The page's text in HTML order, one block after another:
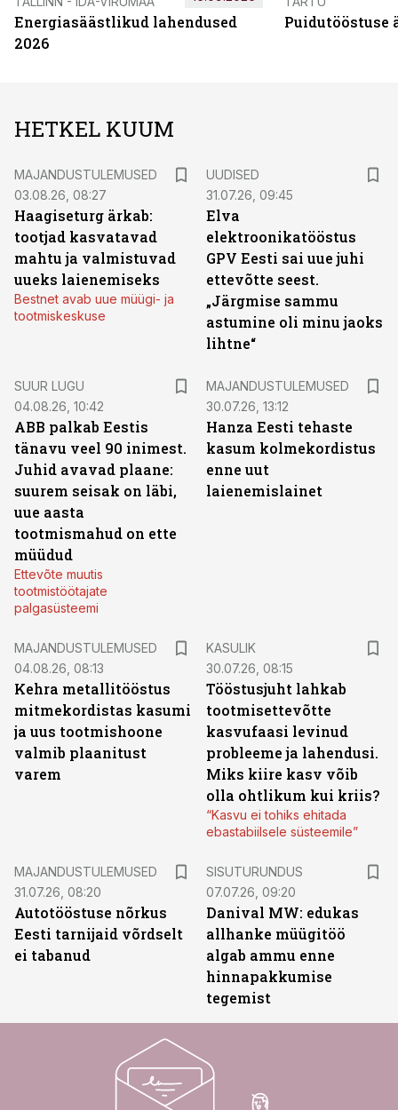
Energiasäästlikud lahendused
2026
Puidutööstuse
HETKEL KUUM
MAJANDUSTULEMUSED
03.08.26, 08:27
Haagiseturg ärkab:
tootjad kasvatavad
mahtu ja valmistuvad
uueks laienemiseks
Bestnet avab uue müügi- ja
tootmiskeskuse
UUDISED
31.07.26, 09:45
Elva
elektroonikatööstus
GPV Eesti sai uue juhi
ettevõtte seest.
„Järgmise sammu
astumine oli minu jaoks
lihtne“
SUUR LUGU
04.08.26, 10:42
ABB palkab Eestis
tänavu veel 90 inimest.
Juhid avavad plaane:
suurem seisak on läbi,
uue aasta
tootmismahud on ette
müüdud
Ettevõte muutis
tootmistöötajate
palgasüsteemi
MAJANDUSTULEMUSED
30.07.26, 13:12
Hanza Eesti tehaste
kasum kolmekordistus
enne uut
laienemislainet
MAJANDUSTULEMUSED
04.08.26, 08:13
Kehra metallitööstus
mitmekordistas kasumi
ja uus tootmishoone
valmib plaanitust
varem
KASULIK
30.07.26, 08:15
Tööstusjuht lahkab
tootmisettevõtte
kasvufaasi levinud
probleeme ja lahendusi.
Miks kiire kasv võib
olla ohtlikum kui kriis?
“Kasvu ei tohiks ehitada
ebastabiilsele süsteemile”
MAJANDUSTULEMUSED
31.07.26, 08:20
Autotööstuse nõrkus
Eesti tarnijaid võrdselt
ei tabanud
SISUTURUNDUS
07.07.26, 09:20
Danival MW: edukas
allhanke müügitöö
algab ammu enne
hinnapakkumise
tegemist